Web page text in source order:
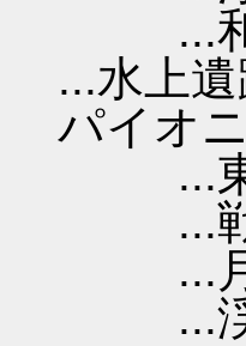
...和
...水上
パイオ
...東
...戦
...月
...渓